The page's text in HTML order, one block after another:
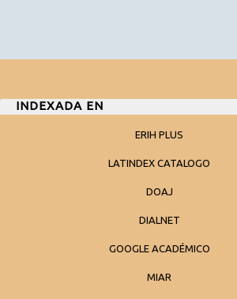
INDEXADA EN
ERIH PLUS
LATINDEX CATALOGO
DOAJ
DIALNET
GOOGLE ACADÉMICO
MIAR